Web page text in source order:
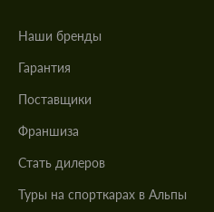
Наши бренды
Гарантия
Поставщики
Франшиза
Стать дилеров
Туры на спорткарах в Альпы